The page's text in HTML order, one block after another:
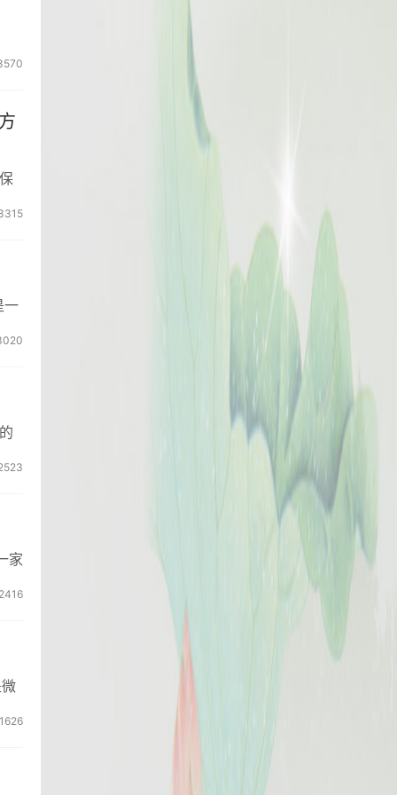
一
家
1626